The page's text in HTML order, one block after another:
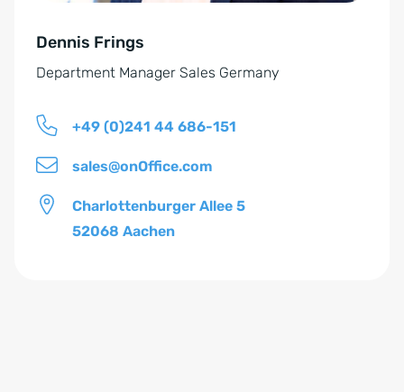
d
n
s
:Dennis Frings
Department Manager Sales Germany
+49 (0)241 44 686-151
sales@onOffice.com
Charlottenburger Allee 5
52068 Aachen